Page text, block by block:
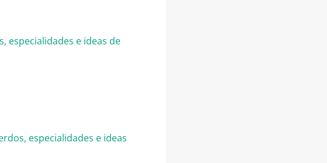
especialidades e ideas de
especialidades e ideas